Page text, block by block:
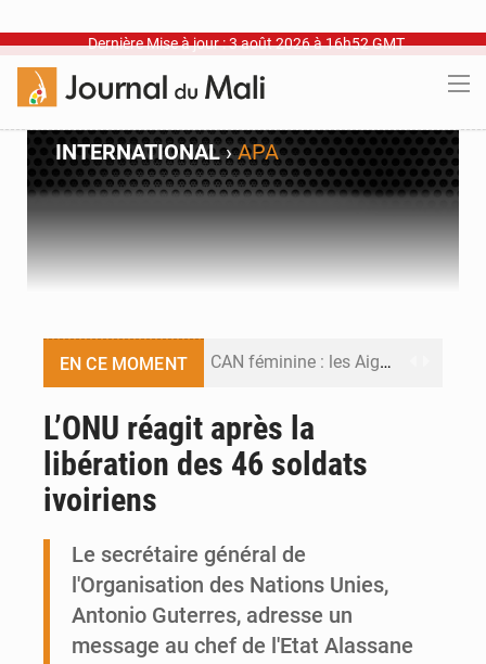
Dernière Mise à jour : 3 août 2026 à 16h52 GMT
INTERNATIONAL›APA
EN CE MOMENT CAN féminine : les Aigles Dames se relancent
L’ONU réagit après la
libération des 46 soldats
ivoiriens
Le secrétaire général de
l'Organisation des Nations Unies,
Antonio Guterres, adresse un
message au chef de l'Etat Alassane